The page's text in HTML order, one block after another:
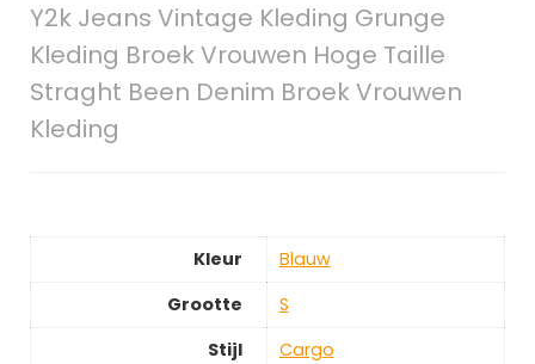
Y2k Jeans Vintage Kleding Grunge
Kleding Broek Vrouwen Hoge Taille
Straght Been Denim Broek Vrouwen
Kleding
Kleur
‎Blauw
Grootte
‎S
Stijl
‎Cargo